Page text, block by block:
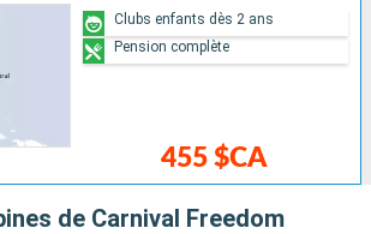
455 $CA
Clubs enfants dès 2 ans
Pension complète
de Carnival Freedom